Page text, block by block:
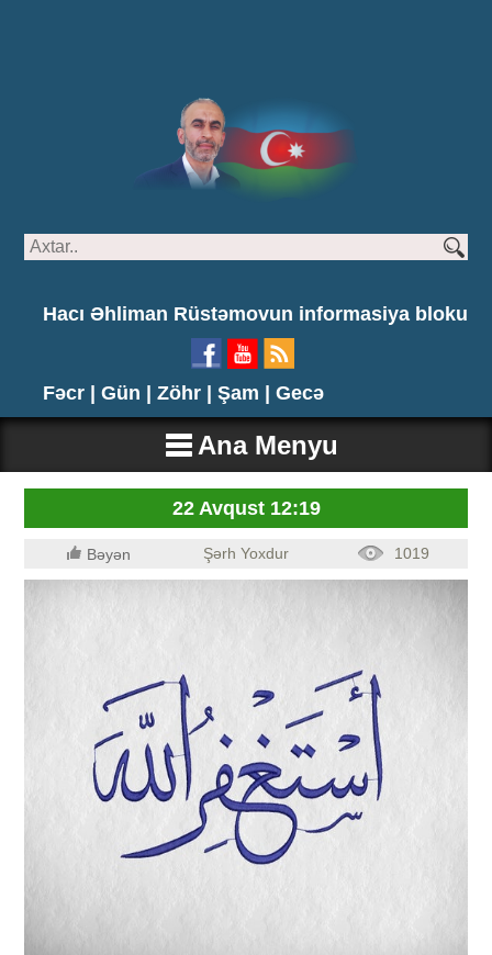
Hacı Əhliman Rüstəmovun informasiya bloku
Fəcr | Gün | Zöhr | Şam | Gecə
Ana Menyu
22 Avqust 12:19
Bəyən Şərh Yoxdur 1019